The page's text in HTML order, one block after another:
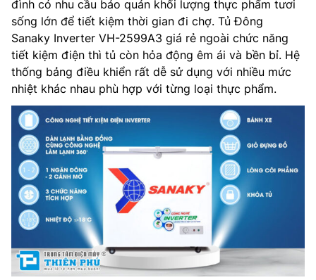
đình có nhu cầu bảo quản khối lượng thực phẩm tươi
sống lớn để tiết kiệm thời gian đi chợ. Tủ Đông
Sanaky Inverter VH-2599A3 giá rẻ ngoài chức năng
tiết kiệm điện thì tủ còn hỏa động êm ái và bền bỉ. Hệ
thống bảng điều khiển rất dễ sử dụng với nhiều mức
nhiệt khác nhau phù hợp với từng loại thực phẩm.